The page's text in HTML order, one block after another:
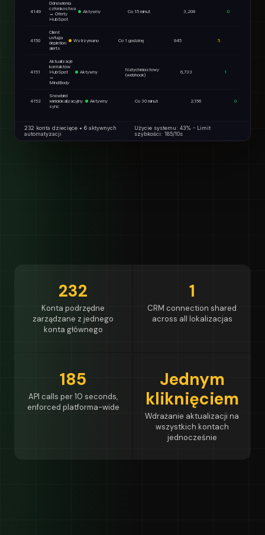
4149
Odnowienia
członkostwa
→ Oferty
HubSpot
Aktywny Co 15 minut 3,209 0
4150
Client
usługa
depletion
alerts
Wstrzymano Co 1 godzinę 945 5
4151
Aktualizacje
kontaktów
HubSpot
→
MindBody
Aktywny
Natychmiastowy
(webhook)
6,733 1
4152
Snowbird
wielolokalizacyjny
sync
Aktywny Co 30 minut 2,156 0
232 konta dziecięce • 6 aktywnych
automatyzacji
Użycie systemu: 43% - Limit
szybkości: 185/10s
232
Konta podrzędne
zarządzane z jednego
konta głównego
1
CRM connection shared
across all lokalizacjas
185
API calls per 10 seconds,
enforced platforma-wide
Jednym
kliknięciem
Wdrażanie aktualizacji na
wszystkich kontach
jednocześnie